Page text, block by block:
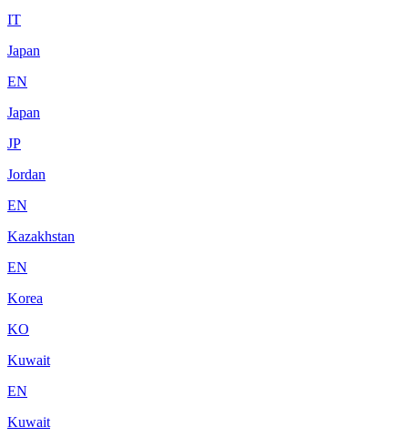
IT
Japan
EN
Japan
JP
Jordan
EN
Kazakhstan
EN
Korea
KO
Kuwait
EN
Kuwait